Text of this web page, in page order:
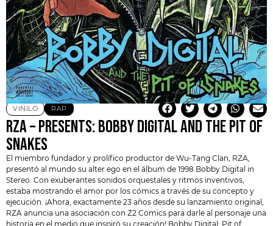
VINILO RAP
RZA – PRESENTS: BOBBY DIGITAL AND THE PIT OF
SNAKES
El miembro fundador y prolífico productor de Wu-Tang Clan, RZA
presentó al mundo su alter ego en el álbum de 1998 Bobby Digital in
Stereo. Con exuberantes sonidos orquestales y ritmos inventivos,
estaba mostrando el amor por los cómics a través de su concepto y
ejecución. ¡Ahora, exactamente 23 años desde su lanzamiento original,
RZA anuncia una asociación con Z2 Comics para darle al personaje una
historia en el medio que inspiró su creación! Bobby Digital: Pit of